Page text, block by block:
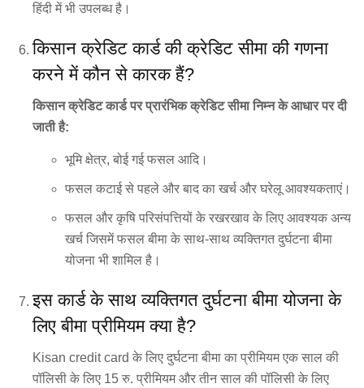
हिंदी में भी उपलब्ध है।
किसान क्रेडिट कार्ड की क्रेडिट सीमा की गणना
करने में कौन से कारक हैं?
किसान क्रेडिट कार्ड पर प्रारंभिक क्रेडिट सीमा निम्न के आधार पर दी
जाती है:
भूमि क्षेत्र, बोई गई फसल आदि।
फसल कटाई से पहले और बाद का खर्च और घरेलू आवश्यकताएं।
फसल और कृषि परिसंपत्तियों के रखरखाव के लिए आवश्यक अन्य
खर्च जिसमें फसल बीमा के साथ-साथ व्यक्तिगत दुर्घटना बीमा
योजना भी शामिल है।
इस कार्ड के साथ व्यक्तिगत दुर्घटना बीमा योजना के
लिए बीमा प्रीमियम क्या है?
Kisan credit card के लिए दुर्घटना बीमा का प्रीमियम एक साल की
पॉलिसी के लिए 15 रु. प्रीमियम और तीन साल की पॉलिसी के लिए